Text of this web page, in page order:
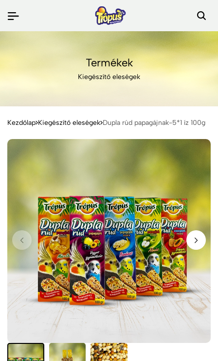
Termékek
Kiegészítő eleségek
Kezdőlap Kiegészítő eleségek Dupla rúd papagájnak-5*1 íz 100g